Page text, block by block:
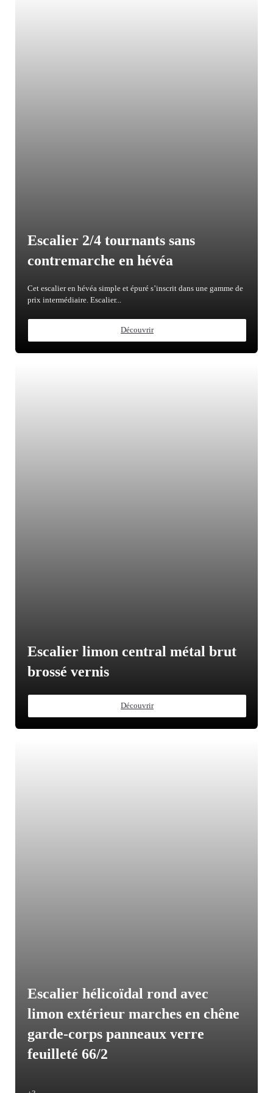
Escalier 2/4 tournants sans
contremarche en hévéa
Cet escalier en hévéa simple et épuré s’inscrit dans une gamme de
prix intermédiaire. Escalier...
Découvrir
Escalier limon central métal brut
brossé vernis
Découvrir
Escalier hélicoïdal rond avec
limon extérieur marches en chêne
garde-corps panneaux verre
feuilleté 66/2